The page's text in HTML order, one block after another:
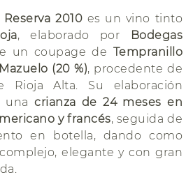
2010 es un vino tinto
, elaborado por
Bodegas
un coupage de Tempranillo
(20 %), procedente de
Rioja Alta. Su elaboración
unacrianza de 24 meses en
y francés, seguida de
en botella, dando como
elegante y con gran